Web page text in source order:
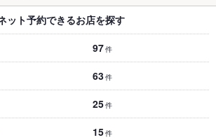
ット予約できるお店を探す
97件
63件
25件
15件